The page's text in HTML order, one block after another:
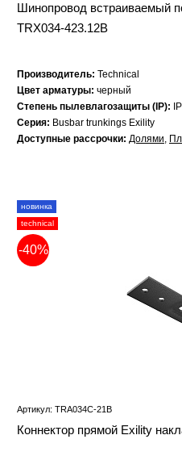
Шинопровод встраиваемый
TRX034-423.12B
Производитель: Technical
Цвет арматуры: черный
Степень пылевлагозащиты (IP):
Серия: Busbar trunkings Exility
Доступные рассрочки: Долями,
новинка
technical
-40%
Артикул: TRA034C-21B
Коннектор прямой Exility